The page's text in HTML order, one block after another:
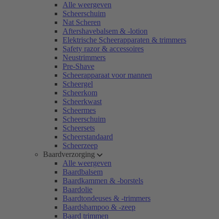
Alle weergeven
Scheerschuim
Nat Scheren
Aftershavebalsem & -lotion
Elektrische Scheerapparaten & trimmers
Safety razor & accessoires
Neustrimmers
Pre-Shave
Scheerapparaat voor mannen
Scheergel
Scheerkom
Scheerkwast
Scheermes
Scheerschuim
Scheersets
Scheerstandaard
Scheerzeep
Baardverzorging
Alle weergeven
Baardbalsem
Baardkammen & -borstels
Baardolie
Baardtondeuses & -trimmers
Baardshampoo & -zeep
Baard trimmen